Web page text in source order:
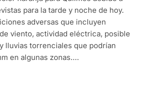
para la tarde y noche de hoy.
adversas que incluyen
viento, actividad eléctrica, posible
lluvias torrenciales que podrían
en algunas zonas….